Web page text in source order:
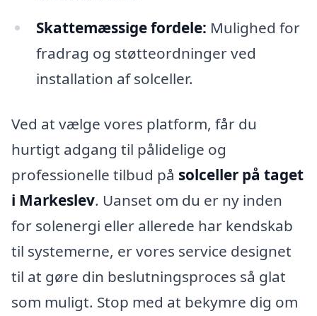
Skattemæssige fordele: Mulighed for
fradrag og støtteordninger ved
installation af solceller.
Ved at vælge vores platform, får du
hurtigt adgang til pålidelige og
professionelle tilbud på solceller på taget
i Markeslev. Uanset om du er ny inden
for solenergi eller allerede har kendskab
til systemerne, er vores service designet
til at gøre din beslutningsproces så glat
som muligt. Stop med at bekymre dig om